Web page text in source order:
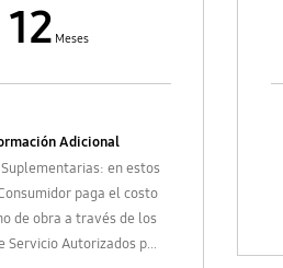
12 Meses
Adicional
en estos
paga el costo
de obra a través de los
Servicio Autorizados por